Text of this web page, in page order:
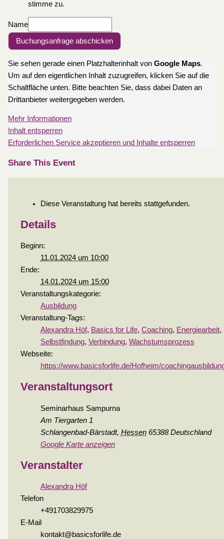
stimme zu.
Name
Buchungsanfrage abschicken
Sie sehen gerade einen Platzhalterinhalt von Google Maps.
Um auf den eigentlichen Inhalt zuzugreifen, klicken Sie auf die
Schaltfläche unten. Bitte beachten Sie, dass dabei Daten an
Drittanbieter weitergegeben werden.
Mehr Informationen
Inhalt entsperren
Erforderlichen Service akzeptieren und Inhalte entsperren
Share This Event
Diese Veranstaltung hat bereits stattgefunden.
Details
Beginn:
11.01.2024 um 10:00
Ende:
14.01.2024 um 15:00
Veranstaltungskategorie:
Ausbildung
Veranstaltung-Tags:
Alexandra Höf, Basics for Life, Coaching, Energiearbeit,
Selbstfindung, Verbindung, Wachstumsprozess
Webseite:
https://www.basicsforlife.de/Hofheim/
Veranstaltungsort
Seminarhaus Sampurna
Am Tiergarten 1
Schlangenbad-Bärstadt, Hessen 65388 Deutschland
Google Karte anzeigen
Veranstalter
Alexandra Höf
Telefon
+491703829975
E-Mail
kontakt@basicsforlife.de